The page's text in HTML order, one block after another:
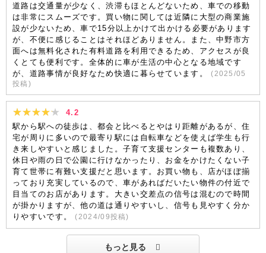
道路は交通量が少なく、渋滞もほとんどないため、車での移動
は非常にスムーズです。買い物に関しては近隣に大型の商業施
設が少ないため、車で15分以上かけて出かける必要があります
が、不便に感じることはそれほどありません。また、中野市方
面へは無料化された有料道路を利用できるため、アクセスが良
くとても便利です。全体的に車が生活の中心となる地域です
が、道路事情が良好なため快適に暮らせています。
(2025/05
投稿)
4.2
駅から駅への徒歩は、都会と比べるとやはり距離があるが、住
宅が周りに多いので最寄り駅には自転車などを使えば学生も行
き来しやすいと感じました。子育て支援センターも複数あり、
休日や雨の日で公園に行けなかったり、お金をかけたくない子
育て世帯に有難い支援だと思います。お買い物も、店がほぼ揃
っており充実しているので、車があればだいたい物件の付近で
目当てのお店があります。大きい交差点の信号は混むので時間
が掛かりますが、他の道は通りやすいし、信号も見やすく分か
りやすいです。
(2024/09投稿)
もっと見る